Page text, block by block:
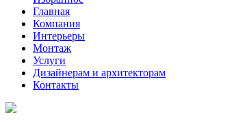
Главная
Компания
Интерьеры
Монтаж
Услуги
Дизайнерам и архитекторам
Контакты